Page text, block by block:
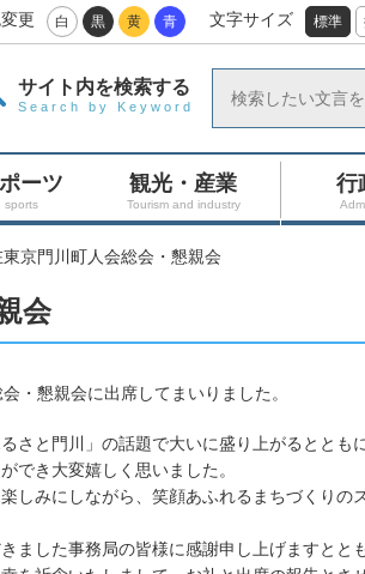
更 白 黒 黄 青 文字サイズ 標準
サイト内を検索する
Search by Keyword
ーツ
sports
観光・産業
Tourism and industry
行
京門川町人会総会・懇親会
会
・懇親会に出席してまいりました。
さと門川」の話題で大いに盛り上がるととも
でき大変嬉しく思いました。
しみにしながら、笑顔あふれるまちづくりの
ました事務局の皆様に感謝申し上げますとと